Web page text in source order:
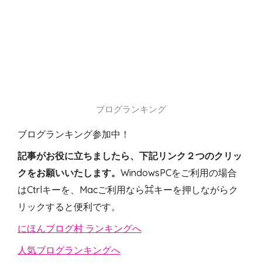
ブログランキング
ブログランキング参加中！
記事がお役に立ちましたら、下記リンク２つのクリッ
クをお願いいたします。 WindowsPCをご利用の場合
はCtrlキーを、Macご利用なら⌘キーを押しながらク
リックすると便利です。
にほんブログ村 ランキングへ
人気ブログランキングへ